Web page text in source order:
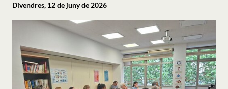
Divendres, 12 de juny de 2026